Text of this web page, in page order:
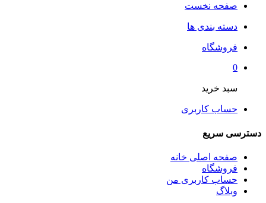
صفحه نخست
دسته بندی ها
فروشگاه
0
سبد خرید
حساب کاربری
دسترسی سریع
صفحه اصلی خانه
فروشگاه
حساب کاربری من
وبلاگ